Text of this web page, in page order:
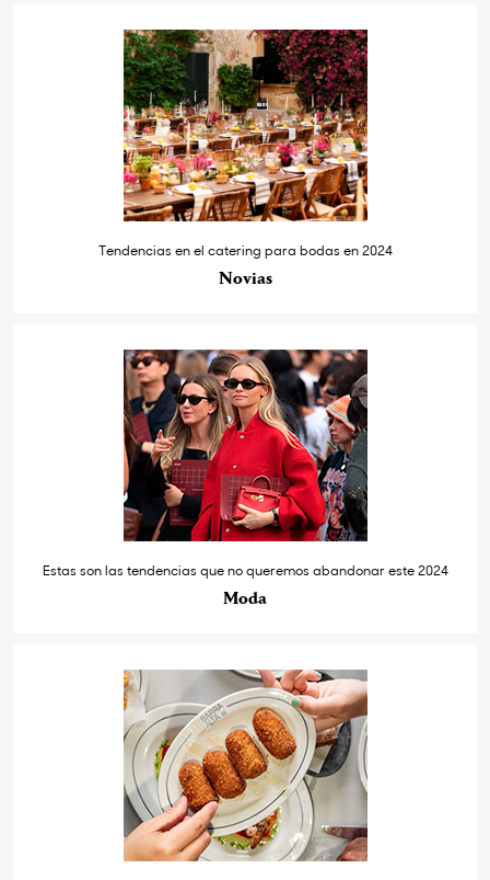
Tendencias en el catering para bodas en 2024
Novias
Estas son las tendencias que no queremos abandonar este 2024
Moda